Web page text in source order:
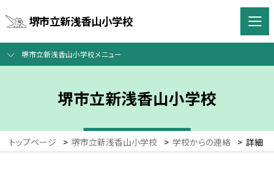
堺市立新浅香山小学校
堺市立新浅香山小学校メニュー
堺市立新浅香山小学校
トップページ > 堺市立新浅香山小学校 > 学校からの連絡 > 詳細